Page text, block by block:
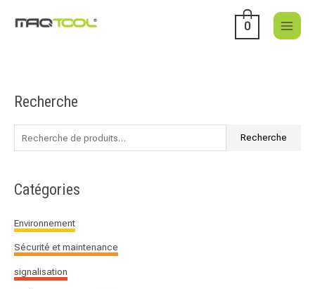
0
Recherche
R
r
h
e
p
Recherche
Catégories
Environnement
Sécurité et maintenance
signalisation